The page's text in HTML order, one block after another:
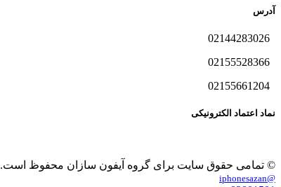
آدرس
نماد اعتماد الکترونیکی
© تمامی حقوق سایت برای گروه آیفون سازان محفوظ است.
@iphonesazan